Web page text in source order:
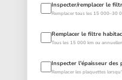
Inspecter/remplacer le
Remplacer tous les 15 000–30
Remplacer le filtre
Tous les 15 000 km ou
Inspecter l'épaisseur des
Remplacer les plaquettes